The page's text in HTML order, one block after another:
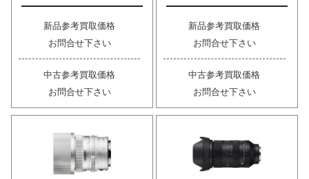
新品参考買取価格
お問合せ下さい
中古参考買取価格
お問合せ下さい
新品参考買取価格
お問合せ下さい
中古参考買取価格
お問合せ下さい